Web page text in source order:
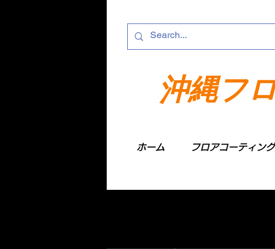
沖縄フ
ホーム フロアコーティング